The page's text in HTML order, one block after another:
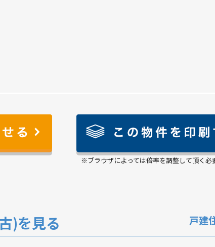
※ブラウザによっては倍率を調整して頂く必
)を見る 戸建